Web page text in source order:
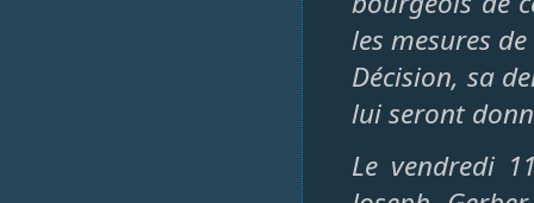
les mesures
Décision, sa
lui seront
Le vendredi